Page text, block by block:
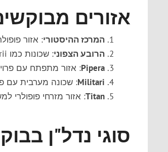
אזורים
המרכז ההיסטורי: אזור
הרובע הצפוני: שכונות כמו Primaverii ו-Aviatorilor ידועות בנכסי היוקרה שלהן.
Pipera: אזור מתפתח עם
Militari: שכונה מערבית עם
Titan: אזור מזרחי פופולרי
סוגי נדל"ן